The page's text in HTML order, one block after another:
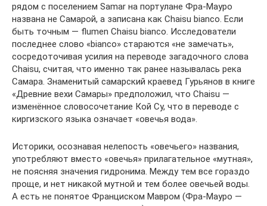
рядом с поселением Samar на портулане Фра-Мауро
названа не Самарой, а записана как Chaisu bianco. Если
быть точным — flumen Chaisu bianco. Исследователи
последнее слово «bianco» стараются «не замечать»,
сосредоточивая усилия на переводе загадочного слова
Chaisu, считая, что именно так ранее называлась река
Самара. Знаменитый самарский краевед Гурьянов в книге
«Древние вехи Самары» предположил, что Chaisu —
изменённое словосочетание Кой Су, что в переводе с
киргизского языка означает «овечья вода».
Историки, осознавая нелепость «овечьего» названия,
употребляют вместо «овечья» прилагательное «мутная»,
не поясняя значения гидронима. Между тем все гораздо
проще, и нет никакой мутной и тем более овечьей воды.
А есть не понятое Франциском Мавром (Фра-Мауро —